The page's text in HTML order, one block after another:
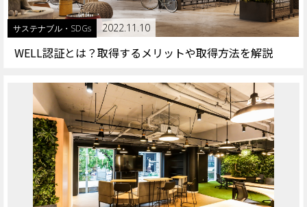
サステナブル・SDGs 2022.11.10
WELL認証とは？取得するメリットや取得方法を解説